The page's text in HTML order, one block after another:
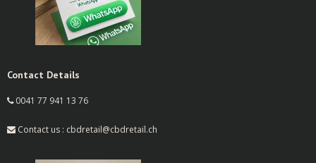
Contact Details
0041 77 941 13 76
Contact us : cbdretail@cbdretail.ch